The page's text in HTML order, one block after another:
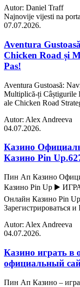
Autor: Daniel Traff
Najnovije vijesti na
07.07.2026.
Aventura
Chicken Road și
Pas!
Aventura Gustoasă:
Multiplică-ți Câștigurile
ale Chicken Road
Autor: Alex Andreeva
04.07.2026.
Казино
Казино Pin
Пин Ап Казино
Казино Pin Up ▶️
Онлайн Казино Pin
Зарегистрироваться и
Autor: Alex Andreeva
04.07.2026.
Казино играть в
официальный
Пин Ап Казино –